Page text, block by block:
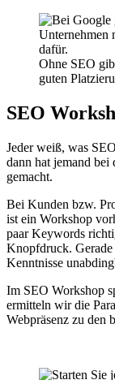
Ohne SEO
guten
SEO
Jeder weiß, was
dann hat jemand bei
gemacht.
Bei Kunden bzw.
ist ein Workshop
paar Keywords
Knopfdruck. Gerade
Kenntnisse
Im SEO Workshop
ermitteln wir die
Webpräsenz zu den